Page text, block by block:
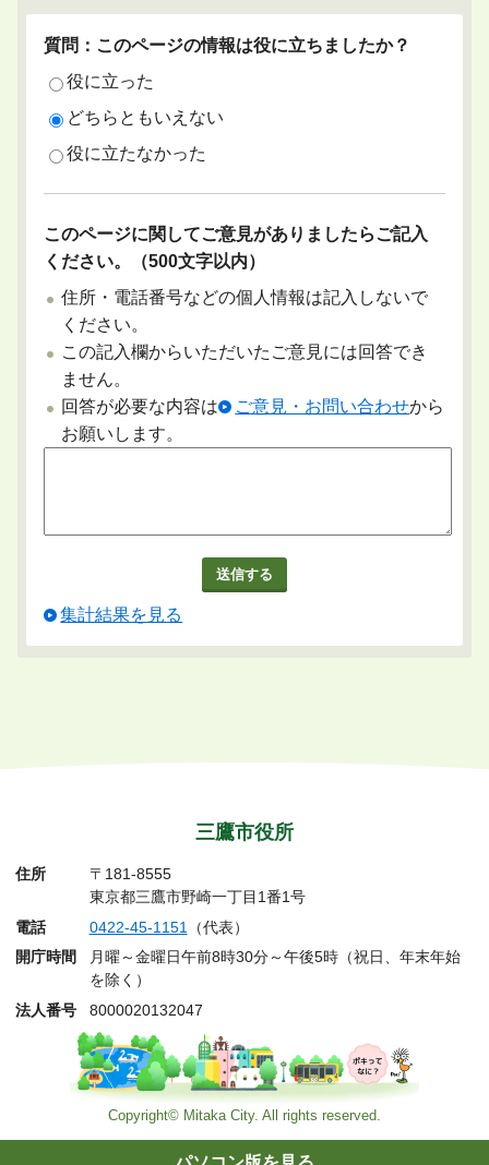
質問：このページの情報は役に立ちましたか？
役に立った
どちらともいえない
役に立たなかった
このページに関してご意見がありましたらご記入
ください。（500文字以内）
住所・電話番号などの個人情報は記入しないで
ください。
この記入欄からいただいたご意見には回答でき
ません。
回答が必要な内容は
ご意見・お問い合わせから
お願いします。
集計結果を見る
三鷹市役所
住所
〒181-8555
東京都三鷹市野崎一丁目1番1号
電話
0422-45-1151
（代表）
開庁時間
月曜～金曜日午前8時30分～午後5時（祝日、年末年始
を除く）
法人番号
8000020132047
Copyright© Mitaka City. All rights reserved.